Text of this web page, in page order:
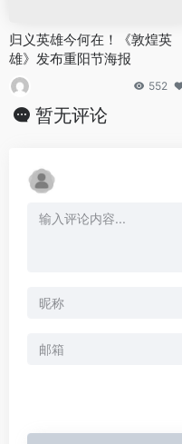
归义英雄今何在！《敦煌英
雄》发布重阳节海报
552
暂无评论